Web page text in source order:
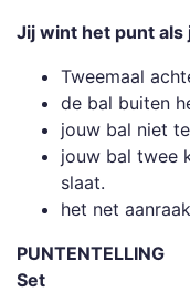
Jij wint het punt
Tweemaal
de bal buiten
jouw bal niet
jouw bal twee
slaat.
het net
PUNTENTELLING
Set